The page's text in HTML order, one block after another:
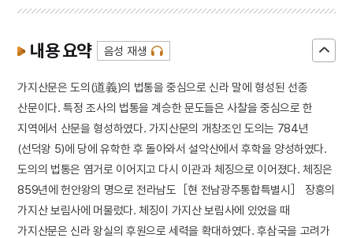
내용 요약 음성 재생
가지산문은 도의(道義)의 법통을 중심으로 신라 말에 형성된 선종
산문이다. 특정 조사의 법통을 계승한 문도들은 사찰을 중심으로 한
지역에서 산문을 형성하였다. 가지산문의 개창조인 도의는 784년
(선덕왕 5)에 당에 유학한 후 돌아와서 설악산에서 후학을 양성하였다.
도의의 법통은 염거로 이어지고 다시 이관과 체징으로 이어졌다. 체징은
859년에 헌안왕의 명으로 전라남도［현 전남광주통합특별시］ 장흥의
가지산 보림사에 머물렀다. 체징이 가지산 보림사에 있었을 때
가지산문은 신라 왕실의 후원으로 세력을 확대하였다. 후삼국을 고려가